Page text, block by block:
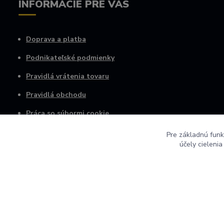
INFORMÁCIE PRE VÁS
Doprava a platba
Podnikateľské podmienky
Pravidlá vrátenia tovaru
Pravidlá obchodu
Práca so súbormi cookie
Pre základnú
účely